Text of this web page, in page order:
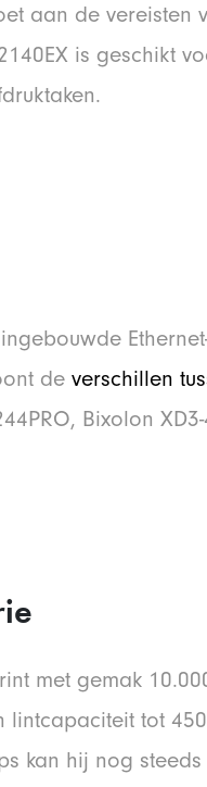
aan de vereisten
is geschikt
de verschillen
Bixolon
met gemak
tot
kan hij nog